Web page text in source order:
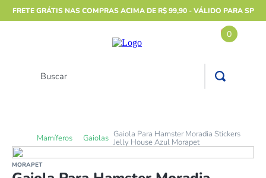
FRETE GRÁTIS NAS COMPRAS ACIMA DE R$ 99,90 - VÁLIDO PARA SP
0
Mamíferos Gaiolas Gaiola Para Hamster Moradia Stickers
Jelly House Azul Morapet
MORAPET
2º
animais
3º
gecko